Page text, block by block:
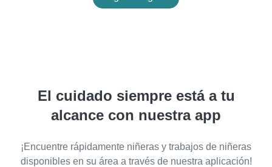
El cuidado siempre está a tu
alcance con nuestra app
¡Encuentre rápidamente niñeras y trabajos de niñeras
disponibles en su área a través de nuestra aplicación!